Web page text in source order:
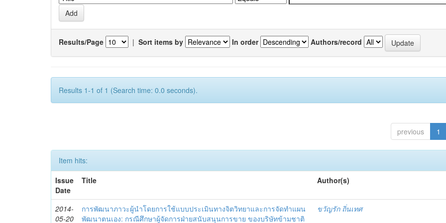
Results/Page | Sort items by In order Authors/record
Results 1-1 of 1 (Search time: 0.0 seconds).
previous 1
Item hits:
Issue
Date
Title Author(s)
2014-
05-20
การพัฒนาภาวะผู้นำโดยการใช้แบบประเมินทางจิตวิทยาและการจัดทำแผน
พัฒนาตนเอง: กรณีศึกษาผู้จัดการฝ่ายสนับสนุนการขาย ของบริษัทข้ามชาติ
ขวัญรัก ถิ่นเทศ